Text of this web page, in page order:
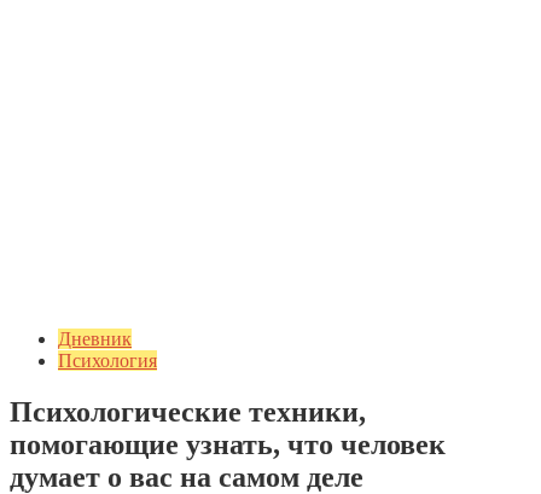
Дневник
Психология
Психологические техники,
помогающие узнать, что человек
думает о вас на самом деле